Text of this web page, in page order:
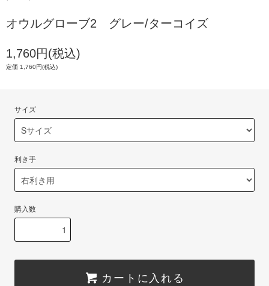
オウルグローブ2 グレー/ターコイズ
1,760円(税込)
定価 1,760円(税込)
サイズ
利き手
購入数
カートに入れる